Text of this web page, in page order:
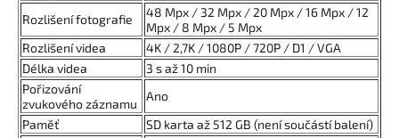
Rozlišení fotografie
48 Mpx / 32 Mpx / 20 Mpx / 16 Mpx / 12
Mpx / 8 Mpx / 5 Mpx
Rozlišení videa
4K / 2,7K / 1080P / 720P / D1 / VGA
Délka videa
3 s až 10 min
Pořizování
zvukového záznamu
Ano
Paměť
SD karta až 512 GB (není součástí balení)